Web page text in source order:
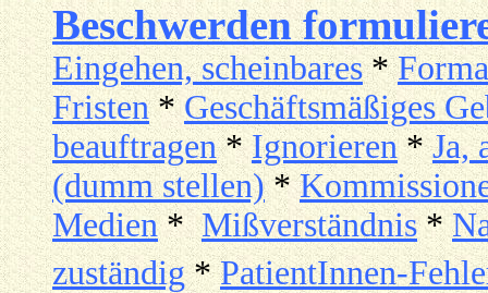
Beschwerden
Eingehen, scheinbares*
Fristen*Geschäftsmäßiges
beauftragen*Ignorieren*Ja,
(dumm stellen)*
Medien*Mißverständnis*
zuständig*PatientInnen-